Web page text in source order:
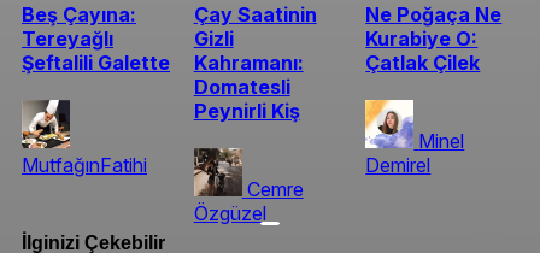
Beş Çayına:
Tereyağlı
Şeftalili Galette
MutfağınFatihi
Çay Saatinin
Gizli
Kahramanı:
Domatesli
Peynirli Kiş
Cemre
Özgüzel
Ne Poğaça Ne
Kurabiye O:
Çatlak Çilek
Minel
Demirel